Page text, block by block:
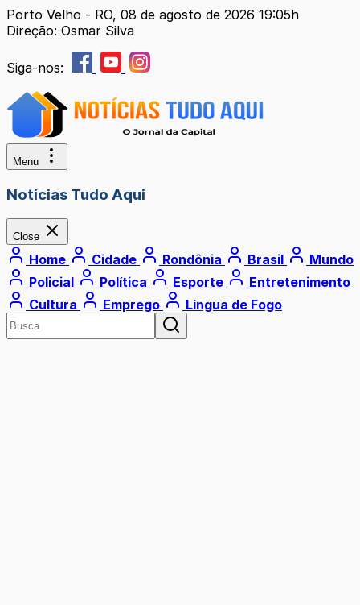
Porto Velho - RO, 08 de agosto de 2026 19:05h
Direção: Osmar Silva
Siga-nos:
Menu
Notícias Tudo Aqui
Close
Home Cidade Rondônia Brasil
Mundo
Policial
Política Esporte
Entretenimento
Cultura
Emprego Língua de Fogo